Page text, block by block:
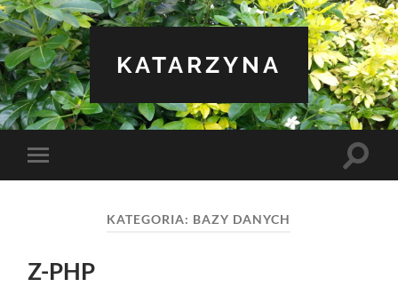
KATARZYNA
Toggle
mobile
Toggle
KATEGORIA: BAZY DANYCH
Z-PHP